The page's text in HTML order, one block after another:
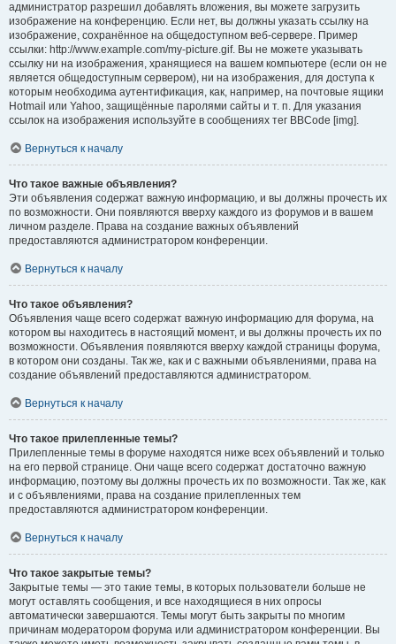
администратор разрешил добавлять вложения, вы можете загрузить
изображение на конференцию. Если нет, вы должны указать ссылку на
изображение, сохранённое на общедоступном веб-сервере. Пример
ссылки: http://www.example.com/my-picture.gif. Вы не можете указывать
ссылку ни на изображения, хранящиеся на вашем компьютере (если он не
является общедоступным сервером), ни на изображения, для доступа к
которым необходима аутентификация, как, например, на почтовые ящики
Hotmail или Yahoo, защищённые паролями сайты и т. п. Для указания
ссылок на изображения используйте в сообщениях тег BBCode [img].
Вернуться к началу
Что такое важные объявления?
Эти объявления содержат важную информацию, и вы должны прочесть их
по возможности. Они появляются вверху каждого из форумов и в вашем
личном разделе. Права на создание важных объявлений
предоставляются администратором конференции.
Вернуться к началу
Что такое объявления?
Объявления чаще всего содержат важную информацию для форума, на
котором вы находитесь в настоящий момент, и вы должны прочесть их по
возможности. Объявления появляются вверху каждой страницы форума,
в котором они созданы. Так же, как и с важными объявлениями, права на
создание объявлений предоставляются администратором.
Вернуться к началу
Что такое прилепленные темы?
Прилепленные темы в форуме находятся ниже всех объявлений и только
на его первой странице. Они чаще всего содержат достаточно важную
информацию, поэтому вы должны прочесть их по возможности. Так же, как
и с объявлениями, права на создание прилепленных тем
предоставляются администратором конференции.
Вернуться к началу
Что такое закрытые темы?
Закрытые темы — это такие темы, в которых пользователи больше не
могут оставлять сообщения, и все находящиеся в них опросы
автоматически завершаются. Темы могут быть закрыты по многим
причинам модератором форума или администратором конференции. Вы